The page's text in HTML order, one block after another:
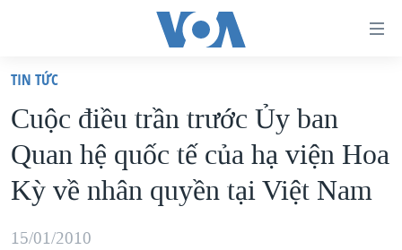
truy
cập
Tới
nội
dung
chính
VIỆT NAM
HOA KỲ
BIỂN ĐÔNG
THẾ GIỚI
TIN TỨC
Cuộc điều trần trước Ủy ban
Quan hệ quốc tế của hạ viện Hoa
Kỳ về nhân quyền tại Việt Nam
15/01/2010